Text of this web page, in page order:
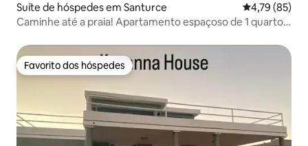
Suíte de hóspedes em Santurce Classificação
4,79 (85)
Caminhe até a praia! Apartamento espaçoso de 1 quarto
Favorito dos hóspedes
Favorito dos hóspedes